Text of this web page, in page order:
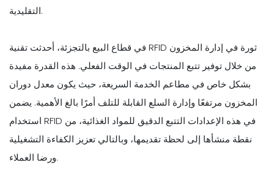
التقليدية.
في قطاع البيع بالتجزئة، أحدثت تقنية RFID ثورة في إدارة المخزون
من خلال توفير تتبع المنتجات في الوقت الفعلي. هذه القدرة مفيدة
بشكل خاص في مطاعم الخدمة السريعة، حيث يكون معدل دوران
المخزون مرتفعًا وإدارة السلع القابلة للتلف أمرًا بالغ الأهمية. يضمن
استخدام RFID في هذه الإعدادات التتبع الدقيق للمواد الغذائية، من
نقطة منشأها إلى لحظة تقديمها، وبالتالي تعزيز الكفاءة التشغيلية
ورضا العملاء.